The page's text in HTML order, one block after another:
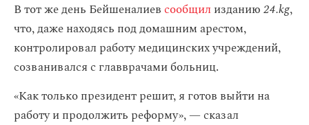
В тот же день Бейшеналиевсообщил изданию24.kg,
что, даже находясь под домашним арестом,
контролировал работу медицинских учреждений,
созванивался с главврачами больниц.
«Как только президент решит, я готов выйти на
работу и продолжить реформу», — сказал